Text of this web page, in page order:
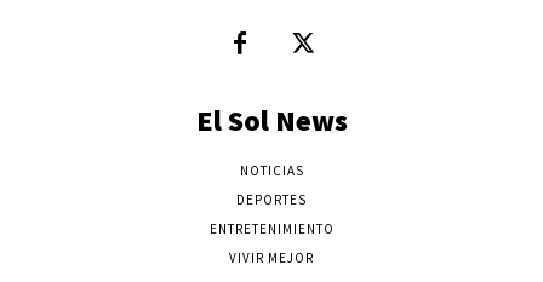
El Sol News
NOTICIAS
DEPORTES
ENTRETENIMIENTO
VIVIR MEJOR